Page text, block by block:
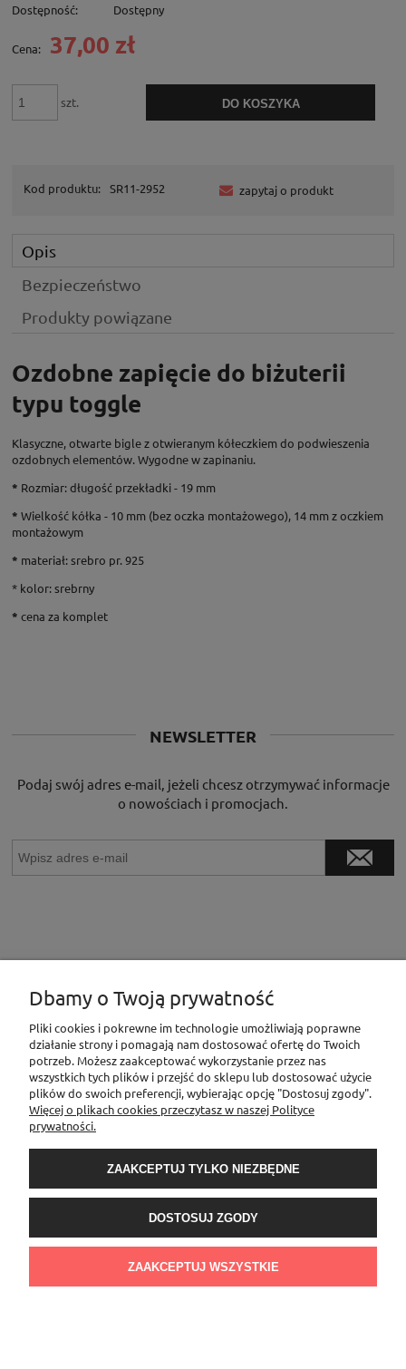
Dostępność: Dostępny
Cena: 37,00 zł
szt. DO KOSZYKA
Kod produktu: SR11-2952 zapytaj o produkt
Opis
Bezpieczeństwo
Produkty powiązane
Ozdobne zapięcie do biżuterii
typu toggle
Klasyczne, otwarte bigle z otwieranym kółeczkiem do podwieszenia
ozdobnych elementów. Wygodne w zapinaniu.
* Rozmiar: długość przekładki - 19 mm
* Wielkość kółka - 10 mm (bez oczka montażowego), 14 mm z oczkiem
montażowym
* materiał: srebro pr. 925
* kolor: srebrny
* cena za komplet
NEWSLETTER
Podaj swój adres e-mail, jeżeli chcesz otrzymywać informacje
o nowościach i promocjach.
INFORMACJE
MOJE KONTO
O NAS
Sklep Elementownia |Al. Niepodległości 76/78, 02-626 Warszawa, woj.
600888206| sklep@elementownia.pl
Dbamy o Twoją prywatność
Pliki cookies i pokrewne im technologie umożliwiają poprawne
działanie strony i pomagają nam dostosować ofertę do Twoich
potrzeb. Możesz zaakceptować wykorzystanie przez nas
wszystkich tych plików i przejść do sklepu lub dostosować użycie
plików do swoich preferencji, wybierając opcję "Dostosuj zgody".
Więcej o plikach cookies przeczytasz w naszej Polityce
prywatności.
ZAAKCEPTUJ TYLKO NIEZBĘDNE
DOSTOSUJ ZGODY
ZAAKCEPTUJ WSZYSTKIE